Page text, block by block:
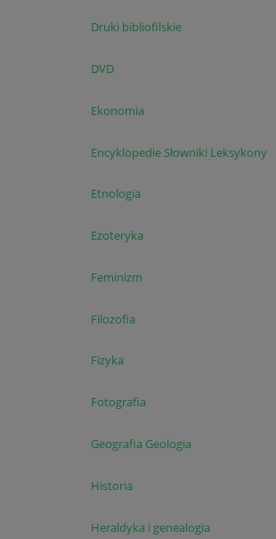
Druki bibliofilskie
DVD
Ekonomia
Encyklopedie Słowniki Leksykony
Etnologia
Ezoteryka
Feminizm
Filozofia
Fizyka
Fotografia
Geografia Geologia
Historia
Heraldyka i genealogia